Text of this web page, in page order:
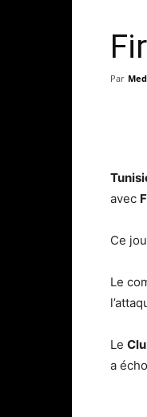
Par
avec
Ce
Le
Le
a